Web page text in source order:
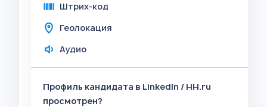
Штрих-код
Геолокация
Аудио
Профиль кандидата в LinkedIn / HH.ru
просмотрен?